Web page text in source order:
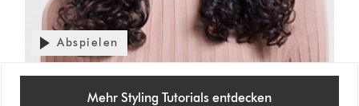
Abspielen
Mehr Styling Tutorials entdecken